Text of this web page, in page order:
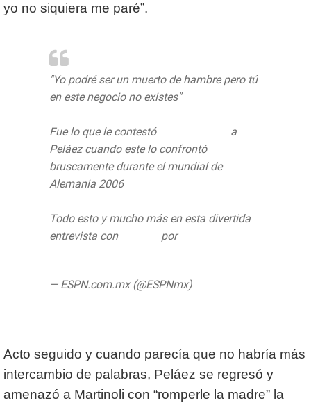
yo no siquiera me paré”.
"Yo podré ser un muerto de hambre pero tú
en este negocio no existes"
Fue lo que le contestó
a
Peláez cuando este lo confrontó
bruscamente durante el mundial de
Alemania 2006
Todo esto y mucho más en esta divertida
entrevista con
por
— ESPN.com.mx (@ESPNmx)
Acto seguido y cuando parecía que no habría más
intercambio de palabras, Peláez se regresó y
amenazó a Martinoli con “romperle la madre” la